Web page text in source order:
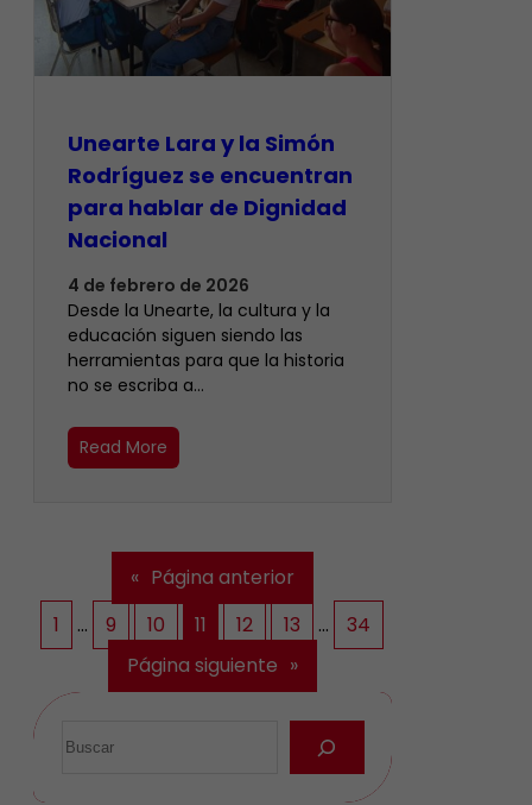
Unearte Lara y la Simón
Rodríguez se encuentran
para hablar de Dignidad
Nacional
4 de febrero de 2026
Desde la Unearte, la cultura y la
educación siguen siendo las
herramientas para que la historia
no se escriba a…
Read More
« Página anterior
1
… 9 10 11 12 13 …
34
Página siguiente »